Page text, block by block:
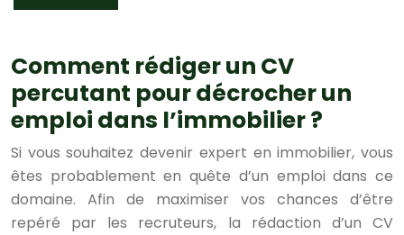
Comment rédiger un CV
percutant pour décrocher un
emploi dans l’immobilier ?
Si vous souhaitez devenir expert en immobilier, vous
êtes probablement en quête d’un emploi dans ce
domaine. Afin de maximiser vos chances d’être
repéré par les recruteurs, la rédaction d’un CV